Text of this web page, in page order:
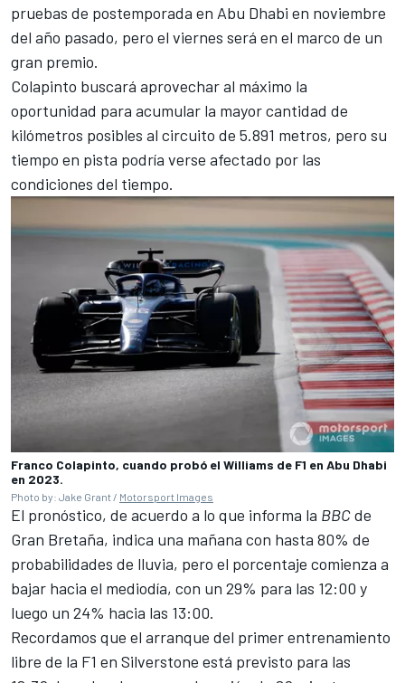
pruebas de postemporada en Abu Dhabi en noviembre
del año pasado, pero el viernes será en el marco de un
gran premio.
Colapinto buscará aprovechar al máximo la
oportunidad para acumular la mayor cantidad de
kilómetros posibles al circuito de 5.891 metros, pero su
tiempo en pista podría verse afectado por las
condiciones del tiempo.
Franco Colapinto, cuando probó el Williams de F1 en Abu Dhabi
en 2023.
Photo by: Jake Grant / Motorsport Images
El pronóstico, de acuerdo a lo que informa la BBCde
Gran Bretaña, indica una mañana con hasta 80% de
probabilidades de lluvia, pero el porcentaje comienza a
bajar hacia el mediodía, con un 29% para las 12:00 y
luego un 24% hacia las 13:00.
Recordamos que el arranque del primer entrenamiento
libre de la F1 en Silverstone está previsto para las